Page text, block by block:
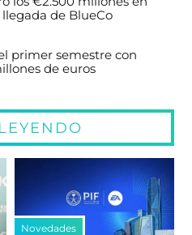
de BlueCo
primer semestre con
de euros
Novedades